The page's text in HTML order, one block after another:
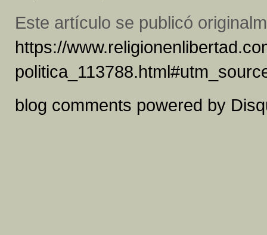
Este artículo se publicó
https://
blog comments powered by